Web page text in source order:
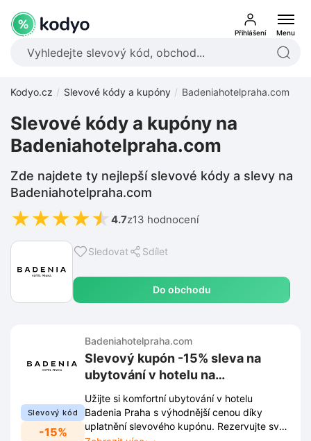
Přihlášení Menu
Kodyo.cz Slevové kódy a kupóny Badeniahotelpraha.com
Sledovat Sdílet
Do obchodu
Slevové kódy a kupóny na
Badeniahotelpraha.com
Zde najdete ty nejlepší slevové kódy a slevy na
Badeniahotelpraha.com
★★★★★ 4.7z13 hodnocení
Slevový kód
-15%
Badeniahotelpraha.com
Slevový kupón -15% sleva na
ubytování v hotelu na
Badeniahotelpraha.com
Užijte si komfortní ubytování v hotelu
Badenia Praha s výhodnější cenou díky
uplatnění slevového kupónu. Rezervujte svůj